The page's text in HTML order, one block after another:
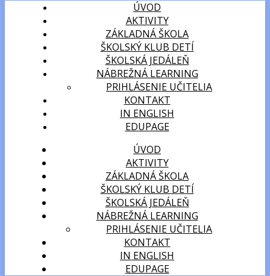
ÚVOD
AKTIVITY
ZÁKLADNÁ ŠKOLA
ŠKOLSKÝ KLUB DETÍ
ŠKOLSKÁ JEDÁLEŇ
NÁBREŽNÁ LEARNING
PRIHLÁSENIE UČITELIA
KONTAKT
IN ENGLISH
EDUPAGE
ÚVOD
AKTIVITY
ZÁKLADNÁ ŠKOLA
ŠKOLSKÝ KLUB DETÍ
ŠKOLSKÁ JEDÁLEŇ
NÁBREŽNÁ LEARNING
PRIHLÁSENIE UČITELIA
KONTAKT
IN ENGLISH
EDUPAGE